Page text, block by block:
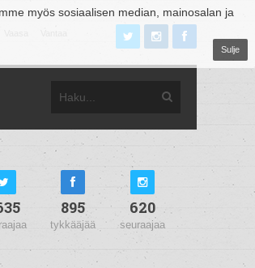
myös sosiaalisen median, mainosalan ja
Sulje
895
tykkääjää
620
seuraajaa